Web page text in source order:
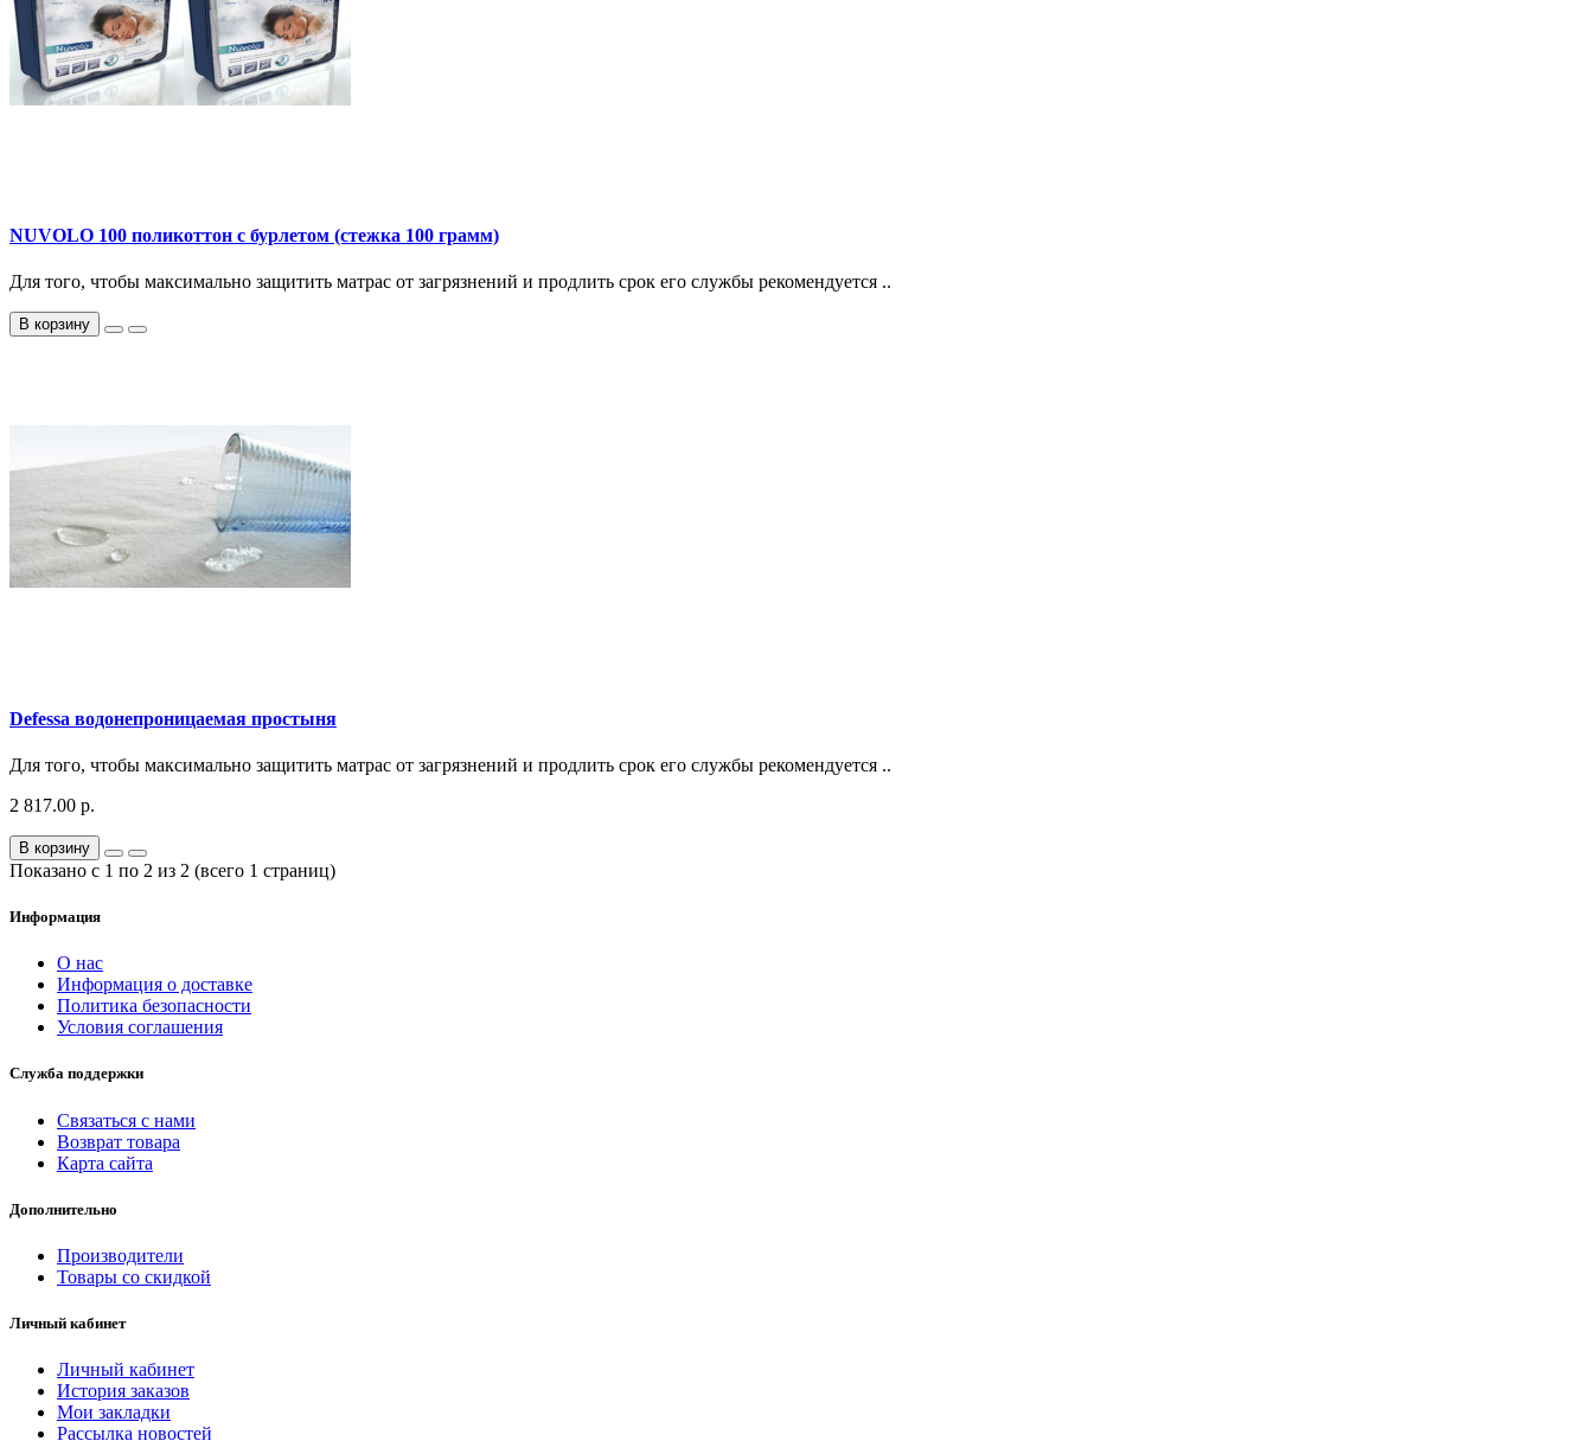
NUVOLO 100 поликоттон с бурлетом (стежка 100 грамм)
Для того, чтобы максимально защитить матрас от загрязнений и продлить срок его службы рекомендуется ..
В корзину
Defessa водонепроницаемая простыня
Для того, чтобы максимально защитить матрас от загрязнений и продлить срок его службы рекомендуется ..
2 817.00 р.
В корзину
Показано с 1 по 2 из 2 (всего 1 страниц)
Информация
О нас
Информация о доставке
Политика безопасности
Условия соглашения
Служба поддержки
Связаться с нами
Возврат товара
Карта сайта
Дополнительно
Производители
Товары со скидкой
Личный кабинет
Личный кабинет
История заказов
Мои закладки
Рассылка новостей